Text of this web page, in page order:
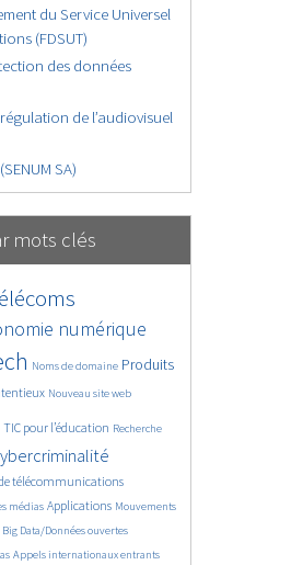
du Service Universel
(FDSUT)
des données
de l’audiovisuel
SA)
mots clés
numérique
Noms de domaine Produits
Nouveau site web
TIC pour l’éducation Recherche
télécommunications
médias Applications Mouvements
Big Data/Données ouvertes
Appels internationaux entrants